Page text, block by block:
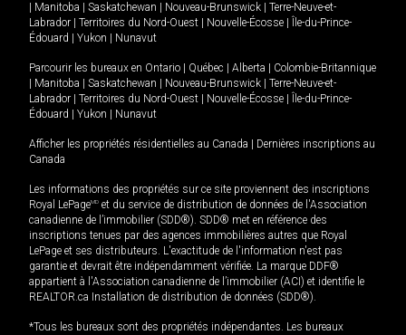
Manitoba Saskatchewan Nouveau-Brunswick
Terre-Neuve-et-
Labrador
Territoires du Nord-Ouest Nouvelle-Écosse
Île-du-Prince-
Édouard
Yukon Nunavut
Parcourir les bureaux en Ontario Québec Alberta
Colombie-Britannique
Manitoba Saskatchewan Nouveau-Brunswick
Terre-Neuve-et-
Labrador
Territoires du Nord-Ouest Nouvelle-Écosse
Île-du-Prince-
Édouard
Yukon Nunavut
Afficher les propriétés résidentielles au Canada
Dernières inscriptions au
Canada
Les informations des propriétés sur ce site proviennent des inscriptions
Royal LePageMD et du service de distribution de données de l'Association
canadienne de l’immobilier (SDD®). SDD® met en référence des
inscriptions tenues par des agences immobilières autres que Royal
LePage et ses distributeurs. L'exactitude de l'information n'est pas
garantie et devrait être indépendamment vérifiée. La marque DDF®
appartient à l'Association canadienne de l’immobilier (ACI) et identifie le
REALTOR.ca Installation de distribution de données (SDD®).
*Tous les bureaux sont des propriétés indépendantes. Les bureaux